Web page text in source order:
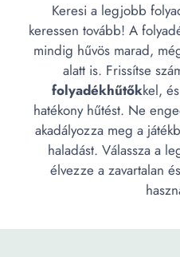
Keresi a legjobb
keressen tovább! A
mindig hűvös marad,
alatt is. Frissítse
folyadékhűtőkkel,
hatékony hűtést. Ne
akadályozza meg a
haladást. Válassza a
élvezze a zavartalan